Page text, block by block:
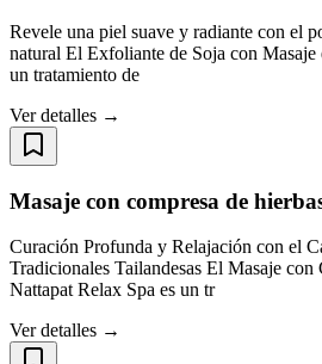
Revele una piel suave y radiante con el
natural El Exfoliante de Soja con Masaje
un tratamiento de
Ver detalles →
Masaje con compresa de
Curación Profunda y Relajación con el
Tradicionales Tailandesas El Masaje con
Nattapat Relax Spa es un tr
Ver detalles →